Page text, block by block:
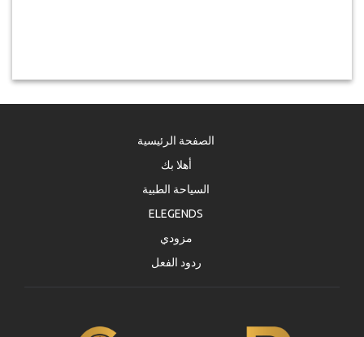
الصفحة الرئيسية
أهلا بك
السياحة الطبية
ELEGENDS
مزودي
ردود الفعل